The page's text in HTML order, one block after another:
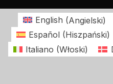
English (Angielski)
Español (Hiszpański)
Italiano (Włoski)